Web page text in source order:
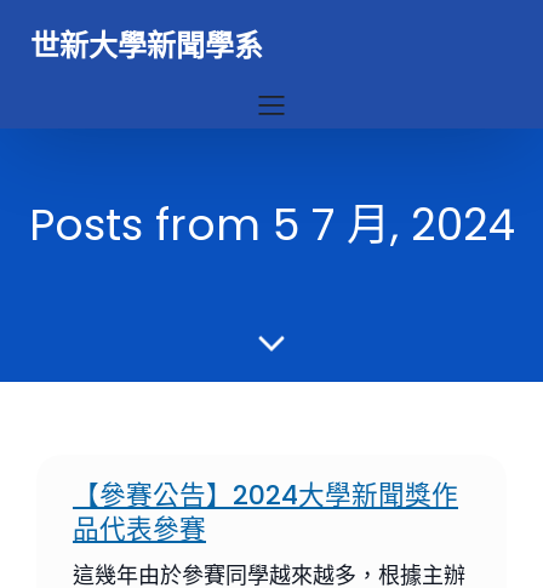
世新大學新聞學系
Posts from 5 7 月, 2024
【參賽公告】2024大學新聞獎作
品代表參賽
這幾年由於參賽同學越來越多，根據主辦